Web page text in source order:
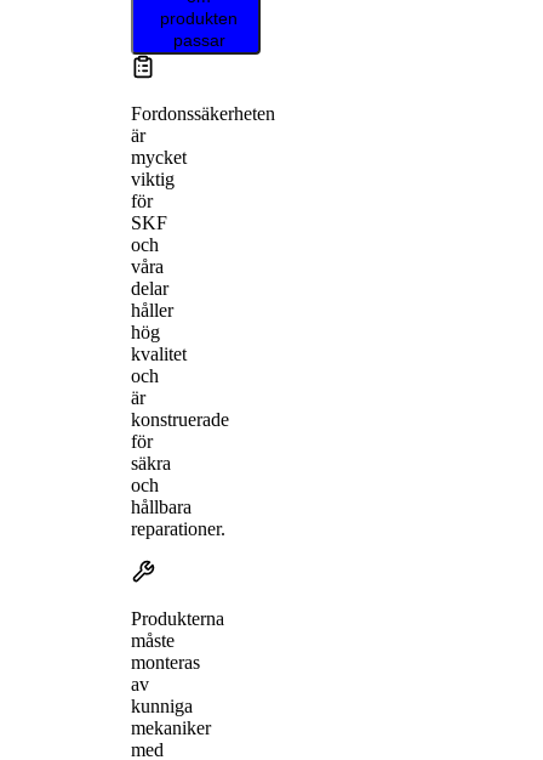
produkten
passar
Fordonssäkerheten
är
mycket
viktig
för
SKF
och
våra
delar
håller
hög
kvalitet
och
är
konstruerade
för
säkra
och
hållbara
reparationer.
Produkterna
måste
monteras
av
kunniga
mekaniker
med